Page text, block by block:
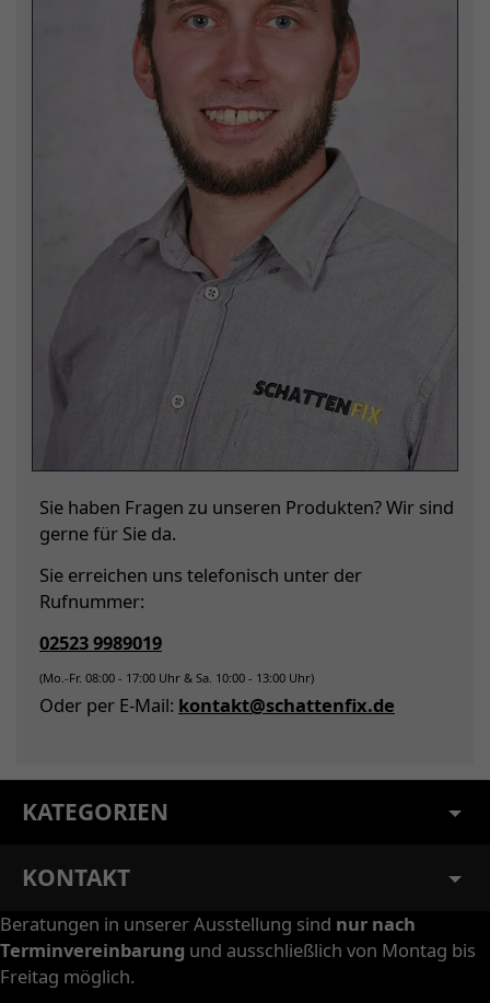
Sie haben Fragen zu unseren Produkten? Wir sind
gerne für Sie da.
Sie erreichen uns telefonisch unter der
Rufnummer:
02523 9989019
(Mo.-Fr. 08:00 - 17:00 Uhr & Sa. 10:00 - 13:00 Uhr)
Oder per E-Mail: kontakt@schattenfix.de
KATEGORIEN
KONTAKT
Beratungen in unserer Ausstellung sind nur nach
Terminvereinbarung und ausschließlich von Montag bis
Freitag möglich.